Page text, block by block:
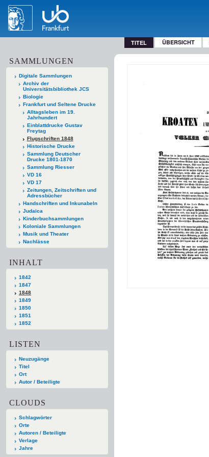
TITEL ÜBERSICHT
SAMMLUNGEN
Digitale Sammlungen
Archiv der
Universitätsbibliothek JCS
Biologie
Frankfurt und Seltene Drucke
Alltagsleben im 19.
Jahrhundert
Einblattdrucke Gustav
Freytag
Flugschriften 1848
Historische Drucke
Sammlung Deutscher
Drucke 1801-1870
Sammlung Riesser
VD 16
VD 17
Zeitungen, Zeitschriften und
Adressbücher
Handschriften und Inkunabeln
Judaica
Kinderbuchsammlungen
Koloniale Sammlungen
Musik und Theater
Nachlässe
INHALT
1842
1847
1848
1849
1850
1851
1852
LISTEN
Neuzugänge
Titel
Ort
Autor / Beteiligte
CLOUDS
Schlagwörter
Orte
Autoren / Beteiligte
Verlage
Jahre